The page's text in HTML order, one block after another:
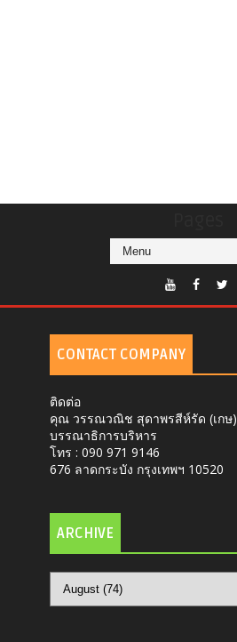
CONTACT COMPANY
ติดต่อ
คุณ วรรณวณิช สุดาพรสีห์รัด (เกษ)
บรรณาธิการบริหาร
โทร : 090 971 9146
676 ลาดกระบัง กรุงเทพฯ 10520
ARCHIVE